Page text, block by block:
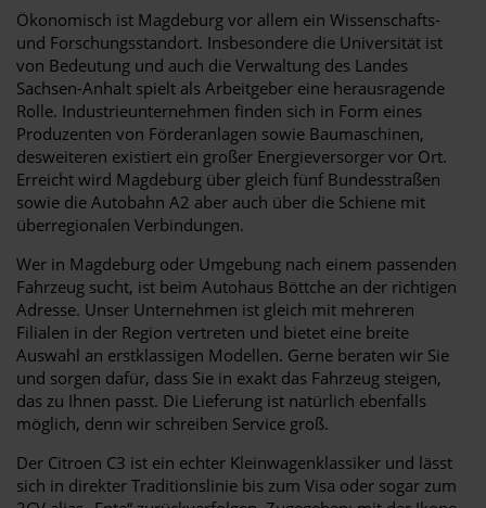
Ökonomisch ist Magdeburg vor allem ein Wissenschafts-
und Forschungsstandort. Insbesondere die Universität ist
von Bedeutung und auch die Verwaltung des Landes
Sachsen-Anhalt spielt als Arbeitgeber eine herausragende
Rolle. Industrieunternehmen finden sich in Form eines
Produzenten von Förderanlagen sowie Baumaschinen,
desweiteren existiert ein großer Energieversorger vor Ort.
Erreicht wird Magdeburg über gleich fünf Bundesstraßen
sowie die Autobahn A2 aber auch über die Schiene mit
überregionalen Verbindungen.
Wer in Magdeburg oder Umgebung nach einem passenden
Fahrzeug sucht, ist beim Autohaus Böttche an der richtigen
Adresse. Unser Unternehmen ist gleich mit mehreren
Filialen in der Region vertreten und bietet eine breite
Auswahl an erstklassigen Modellen. Gerne beraten wir Sie
und sorgen dafür, dass Sie in exakt das Fahrzeug steigen,
das zu Ihnen passt. Die Lieferung ist natürlich ebenfalls
möglich, denn wir schreiben Service groß.
Der Citroen C3 ist ein echter Kleinwagenklassiker und lässt
sich in direkter Traditionslinie bis zum Visa oder sogar zum